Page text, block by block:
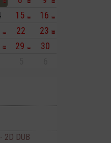
15
16
22
23
29
30
2D DUB